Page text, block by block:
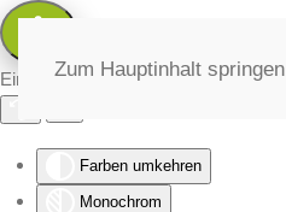
Eingabehilfen öffnen
Farben umkehren
Monochrom
Zum Hauptinhalt springen